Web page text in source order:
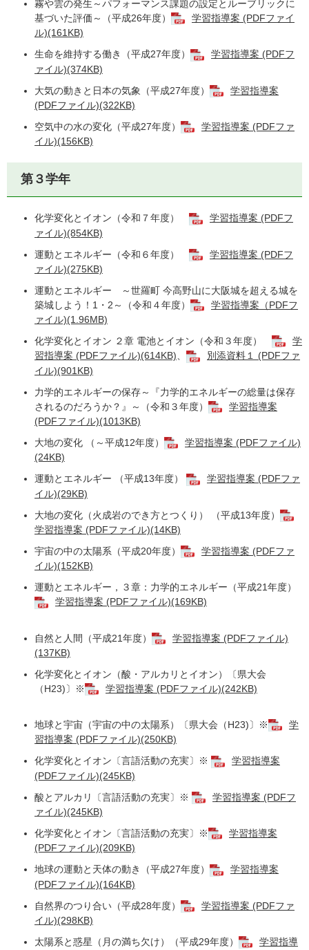
霧や雲の発生～パフォーマンス課題の設定とルーブリックに
基づいた評価～（平成26年度）
学習指導案 (PDFファイ
ル)(161KB)
生命を維持する働き（平成27年度）
学習指導案 (PDFフ
ァイル)(374KB)
大気の動きと日本の気象（平成27年度）
学習指導案
(PDFファイル)(322KB)
空気中の水の変化（平成27年度）
学習指導案 (PDFファ
イル)(156KB)
第３学年
化学変化とイオン（令和７年度）
学習指導案 (PDFフ
ァイル)(854KB)
運動とエネルギー（令和６年度）
学習指導案 (PDFフ
ァイル)(275KB)
運動とエネルギー ～世羅町 今高野山に大阪城を超える城を
築城しよう！1・2～（令和４年度）
学習指導案（PDFフ
ァイル)(1.96MB)
化学変化とイオン ２章 電池とイオン（令和３年度）
学
習指導案 (PDFファイル)(614KB)、
別添資料１ (PDFファ
イル)(901KB)
力学的エネルギーの保存～『力学的エネルギーの総量は保存
されるのだろうか？』～（令和３年度）
学習指導案
(PDFファイル)(1013KB)
大地の変化 （～平成12年度）
学習指導案 (PDFファイル)
(24KB)
運動とエネルギー （平成13年度）
学習指導案 (PDFファ
イル)(29KB)
大地の変化（火成岩のでき方とつくり） （平成13年度）
学習指導案 (PDFファイル)(14KB)
宇宙の中の太陽系（平成20年度）
学習指導案 (PDFファ
イル)(152KB)
運動とエネルギー，３章：力学的エネルギー（平成21年度）
学習指導案 (PDFファイル)(169KB)
自然と人間（平成21年度）
学習指導案 (PDFファイル)
(137KB)
化学変化とイオン（酸・アルカリとイオン）〔県大会
（H23)〕※
学習指導案 (PDFファイル)(242KB)
地球と宇宙（宇宙の中の太陽系）〔県大会（H23)〕※
学
習指導案 (PDFファイル)(250KB)
化学変化とイオン〔言語活動の充実〕※
学習指導案
(PDFファイル)(245KB)
酸とアルカリ〔言語活動の充実〕※
学習指導案 (PDFフ
ァイル)(245KB)
化学変化とイオン〔言語活動の充実〕※
学習指導案
(PDFファイル)(209KB)
地球の運動と天体の動き（平成27年度）
学習指導案
(PDFファイル)(164KB)
自然界のつり合い（平成28年度）
学習指導案 (PDFファ
イル)(298KB)
太陽系と惑星（月の満ち欠け）（平成29年度）
学習指導